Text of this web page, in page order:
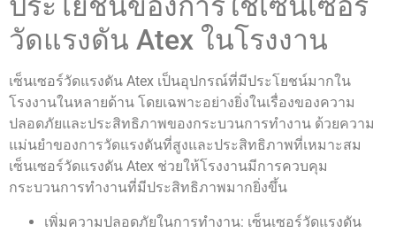
วัดแรงดัน Atex ในโรงงาน
เซ็นเซอร์วัดแรงดัน Atex เป็นอุปกรณ์ที่มีประโยชน์มากใน
โรงงานในหลายด้าน โดยเฉพาะอย่างยิ่งในเรื่องของความ
ปลอดภัยและประสิทธิภาพของกระบวนการทำงาน ด้วยความ
แม่นยำของการวัดแรงดันที่สูงและประสิทธิภาพที่เหมาะสม
เซ็นเซอร์วัดแรงดัน Atex ช่วยให้โรงงานมีการควบคุม
กระบวนการทำงานที่มีประสิทธิภาพมากยิ่งขึ้น
เพิ่มความปลอดภัยในการทำงาน: เซ็นเซอร์วัดแรงดัน